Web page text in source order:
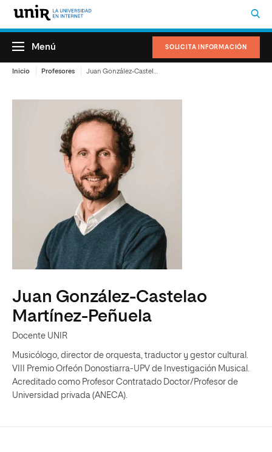
SOLICITA INFORMACIÓN
Menú
Inicio Profesores
Juan González-Castelao
Martínez-Peñuela
Docente UNIR
Musicólogo, director de orquesta, traductor y gestor cultural.
VIII Premio Orfeón Donostiarra-UPV de Investigación Musical.
Acreditado como Profesor Contratado Doctor/Profesor de
Universidad privada (ANECA).